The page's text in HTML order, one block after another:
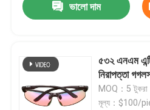
ভালো দাম
৫৩২ এনএম
নিরাপত্তা
MOQ：5 টুকরা
মূল্য：$100/